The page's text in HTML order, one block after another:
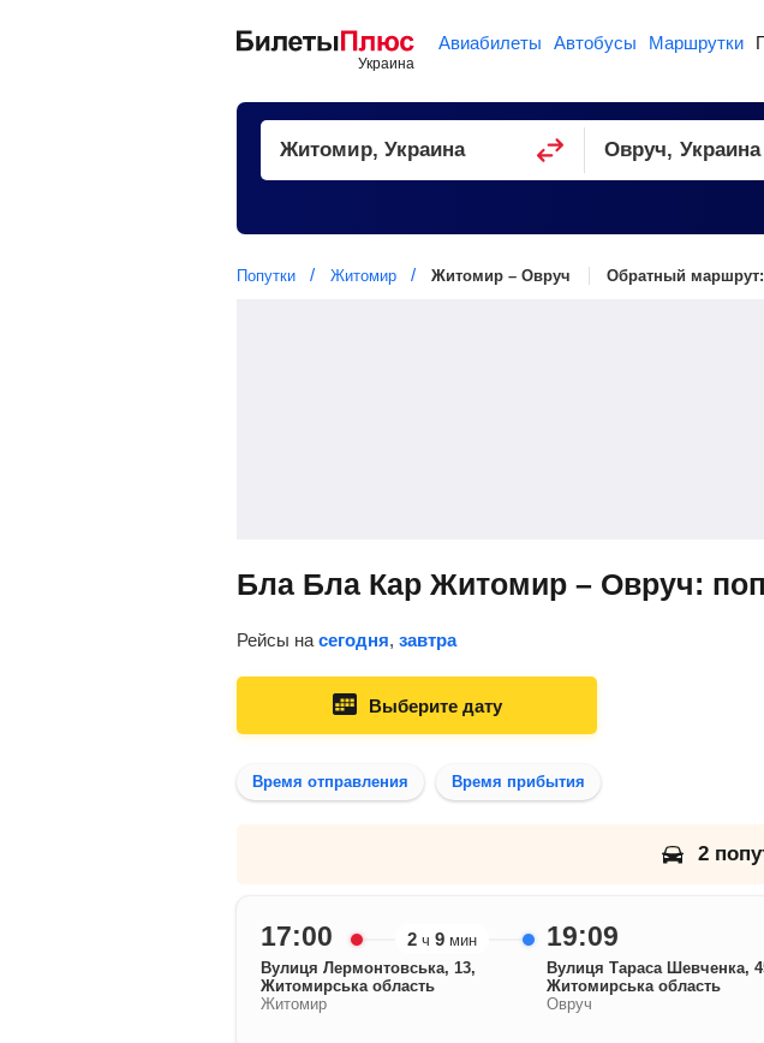
Авиабилеты Автобусы Маршрутки
Попутки Житомир Житомир – Овруч Обратный маршрут:
Бла Бла Кар Житомир – Овруч:
Рейсы на сегодня, завтра
Выберите дату
Время отправления Время прибытия
2
17:00
Вулиця Лермонтовська, 13,
Житомирська область
Житомир
2 ч 9 мин 19:09
Вулиця Тараса Шевченка,
Житомирська область
Овруч